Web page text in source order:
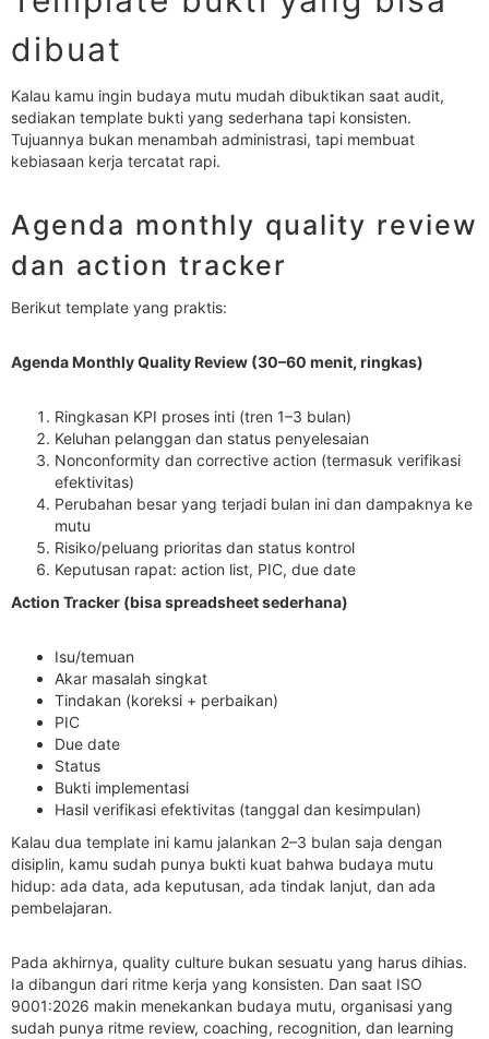
dibuat
Kalau kamu ingin budaya mutu mudah dibuktikan saat audit,
sediakan template bukti yang sederhana tapi konsisten.
Tujuannya bukan menambah administrasi, tapi membuat
kebiasaan kerja tercatat rapi.
Agenda monthly quality review
dan action tracker
Berikut template yang praktis:
Agenda Monthly Quality Review (30–60 menit, ringkas)
Ringkasan KPI proses inti (tren 1–3 bulan)
Keluhan pelanggan dan status penyelesaian
Nonconformity dan corrective action (termasuk verifikasi
efektivitas)
Perubahan besar yang terjadi bulan ini dan dampaknya ke
mutu
Risiko/peluang prioritas dan status kontrol
Keputusan rapat: action list, PIC, due date
Action Tracker (bisa spreadsheet sederhana)
Isu/temuan
Akar masalah singkat
Tindakan (koreksi + perbaikan)
PIC
Due date
Status
Bukti implementasi
Hasil verifikasi efektivitas (tanggal dan kesimpulan)
Kalau dua template ini kamu jalankan 2–3 bulan saja dengan
disiplin, kamu sudah punya bukti kuat bahwa budaya mutu
hidup: ada data, ada keputusan, ada tindak lanjut, dan ada
pembelajaran.
Pada akhirnya, quality culture bukan sesuatu yang harus dihias.
Ia dibangun dari ritme kerja yang konsisten. Dan saat ISO
9001:2026 makin menekankan budaya mutu, organisasi yang
sudah punya ritme review, coaching, recognition, dan learning